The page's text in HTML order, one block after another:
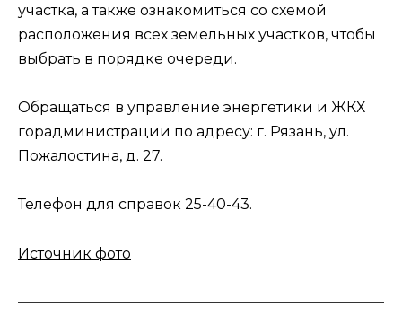
участка, а также ознакомиться со схемой
расположения всех земельных участков, чтобы
выбрать в порядке очереди.
Обращаться в управление энергетики и ЖКХ
горадминистрации по адресу: г. Рязань, ул.
Пожалостина, д. 27.
Телефон для справок 25-40-43.
Источник фото